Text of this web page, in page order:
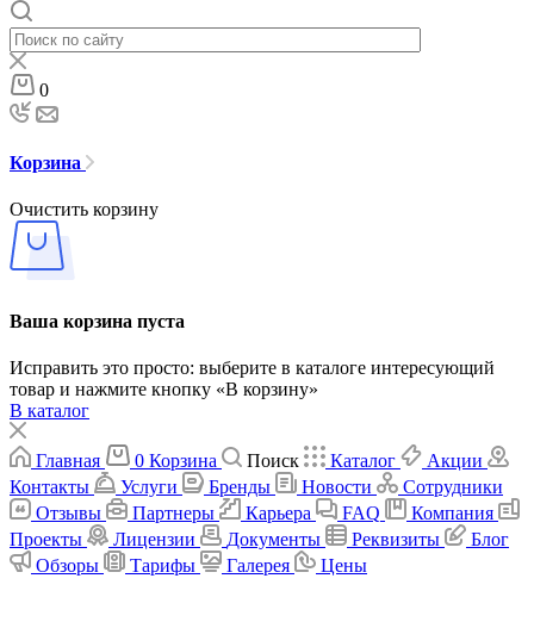
0
Корзина
Очистить корзину
Ваша корзина пуста
Исправить это просто: выберите в каталоге интересующий
товар и нажмите кнопку «В корзину»
В каталог
Главная 0 Корзина Поиск Каталог
Акции
Контакты
Услуги Бренды Новости
Сотрудники
Отзывы
Партнеры Карьера FAQ
Компания
Проекты
Лицензии Документы Реквизиты
Блог
Обзоры
Тарифы Галерея Цены